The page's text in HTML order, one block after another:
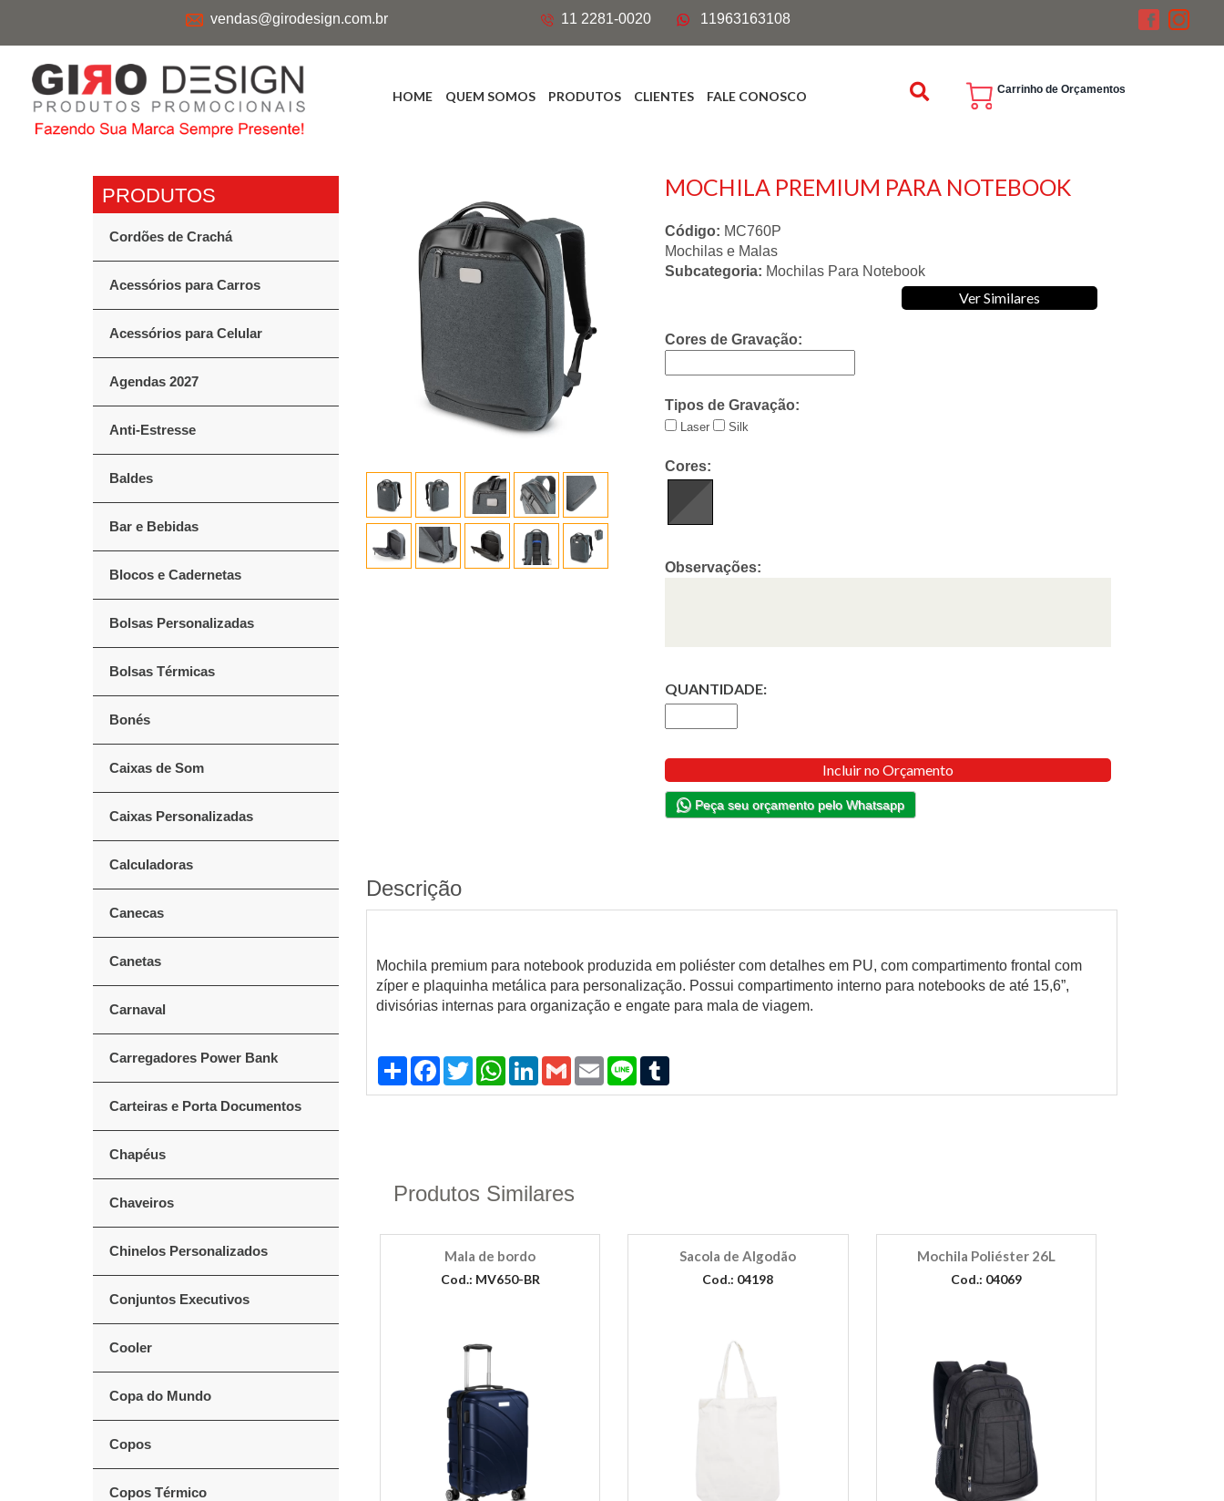
vendas@girodesign.com.br 11 2281-0020 11963163108
HOME QUEM SOMOS PRODUTOS CLIENTES FALE CONOSCO Carrinho de Orçamentos
Cordões de Crachá
Acessórios para Carros
Acessórios para Celular
Agendas 2027
Anti-Estresse
Baldes
Bar e Bebidas
Blocos e Cadernetas
Bolsas Personalizadas
Bolsas Térmicas
Bonés
Caixas de Som
Caixas Personalizadas
Calculadoras
Canecas
Canetas
Carnaval
Carregadores Power Bank
Carteiras e Porta Documentos
Chapéus
Chaveiros
Chinelos Personalizados
Conjuntos Executivos
Cooler
Copa do Mundo
Copos
Copos Térmico
MOCHILA PREMIUM PARA NOTEBOOK
Código: MC760P
Mochilas e Malas
Subcategoria: Mochilas Para Notebook
Ver Similares
Cores de Gravação:
Tipos de Gravação:
Laser Silk
Cores:
Observações:
QUANTIDADE:
Incluir no Orçamento
Peça seu orçamento pelo Whatsapp
Descrição
Mochila premium para notebook produzida em poliéster com detalhes em PU, com compartimento frontal com
zíper e plaquinha metálica para personalização. Possui compartimento interno para notebooks de até 15,6”,
divisórias internas para organização e engate para mala de viagem.
Compartilhar
Facebook
TwitterWhatsApp
LinkedIn
GmailEmailLine
Produtos Similares
Mala de bordo
Cod.: MV650-BR
Sacola de Algodão
Cod.: 04198
Mochila Poliéster 26L
Cod.: 04069